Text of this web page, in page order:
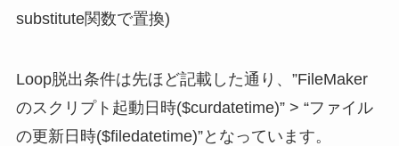
substitute関数で置換)
Loop脱出条件は先ほど記載した通り、”FileMaker
のスクリプト起動日時($curdatetime)” > “ファイル
の更新日時($filedatetime)”となっています。